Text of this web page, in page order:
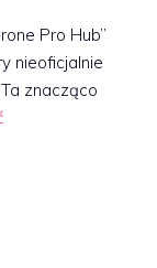
Pro Hub”
nieoficjalnie
znacząco